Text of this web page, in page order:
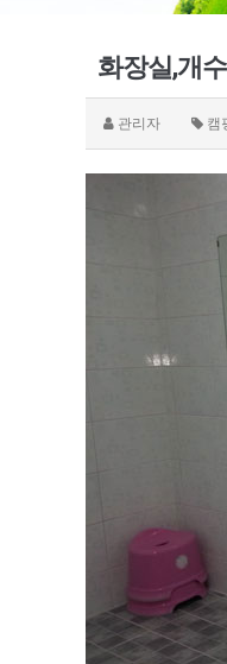
화장실,개
관리자 캠